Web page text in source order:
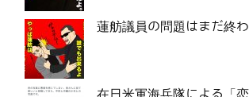
蓮舫議員の問題はまだ終
在日米軍海兵隊による「